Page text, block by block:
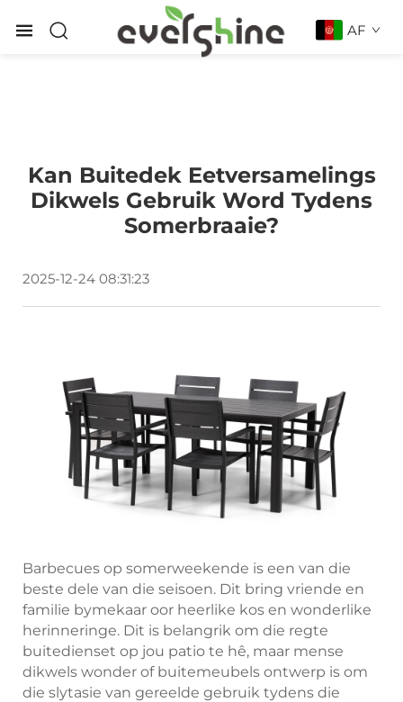
AF
Kan Buitedek Eetversamelings
Dikwels Gebruik Word Tydens
Somerbraaie?
2025-12-24 08:31:23
Barbecues op somerweekende is een van die
beste dele van die seisoen. Dit bring vriende en
familie bymekaar oor heerlike kos en wonderlike
herinneringe. Dit is belangrik om die regte
buitedienset op jou patio te hê, maar mense
dikwels wonder of buitemeubels ontwerp is om
die slytasie van gereelde gebruik tydens die